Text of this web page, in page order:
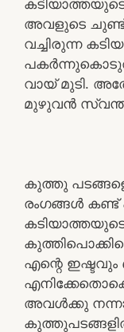
കടിയാത്തയുടെ
അവളുടെ ചുണ്ട്
വച്ചിരുന്ന
വായ് മുടി.
മുഴുവൻ സ്വന്തം
കുത്തു
രംഗങ്ങൾ കണ്ട്
എന്റെ
അവൾക്കു